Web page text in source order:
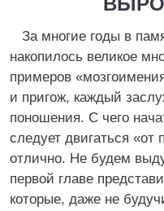
За многие годы в
накопилось великое
примеров
и пригож, каждый
поношения. С чего
следует двигаться «от
отлично. Не будем
первой главе
которые, даже не